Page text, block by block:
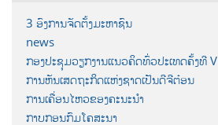
3 ອົງການຈັດຕັ້ງມະຫາຊົນ
news
ກອງປະຊຸມວຽກງານແນວຄິດທົ່ວປະເທດຄັ້ງທີ V
ການຫັນເສດຖະກິດແຫ່ງຊາດເປັນດີຈີຕ໋ອນ
ການເຄື່ອນໄຫວຂອງຄະນະນຳ
ກາບກອນກົມໂຄສະນາ